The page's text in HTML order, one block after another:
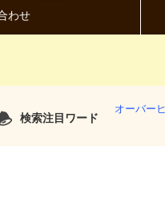
わせ
検索注目ワード
オーバー